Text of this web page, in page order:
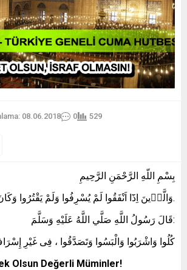
08.06.2018 0 529
بِسْمِ اللّهِ الرَّحْمَنِ الرَّحِيمِ
وَالَّذ۪ينَ اِذَٓا اَنْفَقُوا لَمْ يُسْرِفُوا وَلَمْ يَقْتُرُوا وَكَانَ بَيْنَ ذٰلِكَ قَوَامًا.
قَالَ رَسُولُ اللَّهِ صَلَّي اللَّهُ عَلَيْهِ وَسَلَّمَ:
كُلُوا وَاشْرَبُوا وَالْبَسُوا وَتَصَدَّقُوا ، فِى غَيْرِ
Olsun Değerli Müminler!